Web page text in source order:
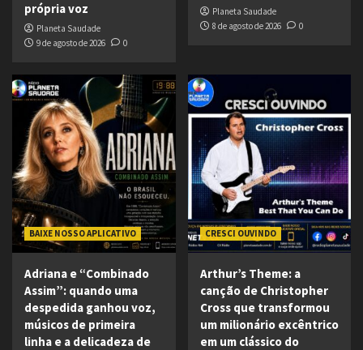
própria voz
Planeta Saudade
9 de agosto de 2026
0
Planeta Saudade
8 de agosto de 2026
0
BAIXE NOSSO APLICATIVO
Adriana e “Combinado
Assim”: quando uma
despedida ganhou voz,
músicos de primeira
linha e a delicadeza de
CRESCI OUVINDO
Arthur’s Theme: a
canção de Christopher
Cross que transformou
um milionário excêntrico
em um clássico do